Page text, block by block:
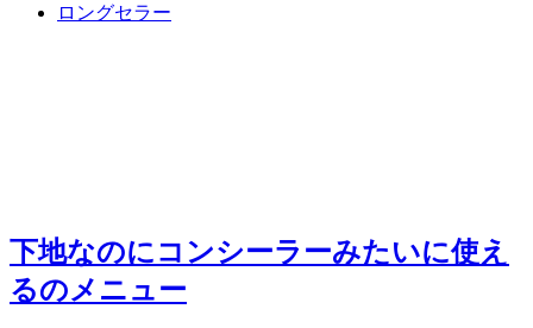
ロングセラー
下地なのにコンシーラーみたいに使え
るのメニュー